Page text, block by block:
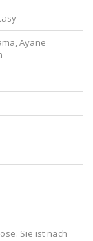
Ayane
Sie ist nach